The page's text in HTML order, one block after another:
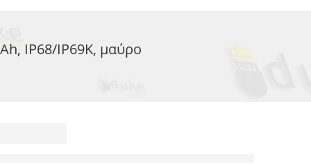
IP68/IP69K, μαύρο